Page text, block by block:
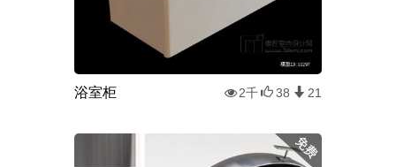
浴室柜 2千 38 21